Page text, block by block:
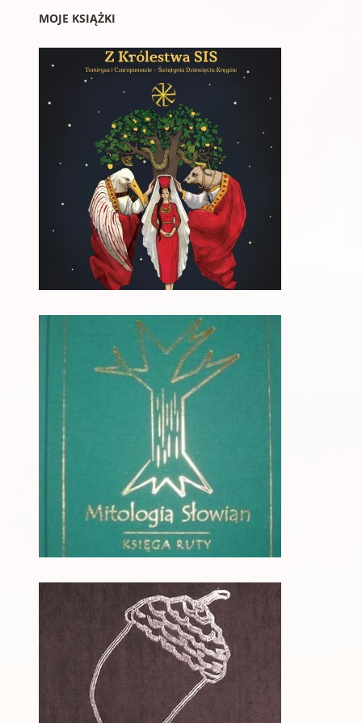
MOJE KSIĄŻKI